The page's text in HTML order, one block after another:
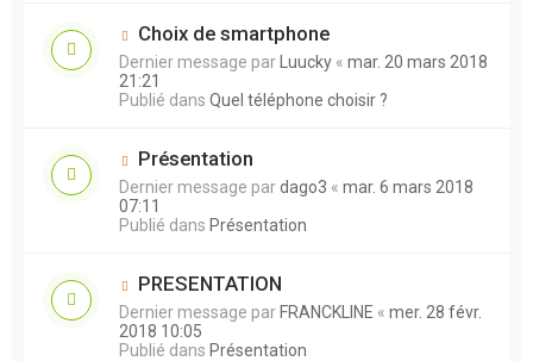
Choix de smartphone
Dernier message parLuucky « mar. 20 mars 2018
21:21
Publié dans Quel téléphone choisir ?
Présentation
Dernier message pardago3 « mar. 6 mars 2018
07:11
Publié dans Présentation
PRESENTATION
Dernier message parFRANCKLINE « mer. 28 févr.
2018 10:05
Publié dans Présentation